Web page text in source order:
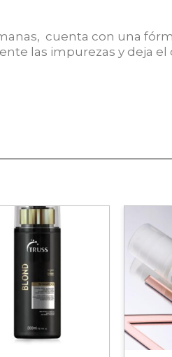
cuenta con una
las impurezas y deja el